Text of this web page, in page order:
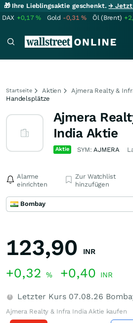
🎁 Ihre Lieblingsaktie geschenkt.→ Jetzt
DAX +0,17% Gold -0,31% Öl (Brent)
Startseite Aktien
Ajmera Realty &
Handelsplätze
Ajmera
India Aktie
Aktie SYM:AJMERA
Alarme
einrichten
Zur Watchlist
hinzufügen
Bombay
123,90 INR
+0,32 % +0,40 INR
Letzter Kurs 07.08.26
Ajmera Realty & Infra India Aktie kaufen